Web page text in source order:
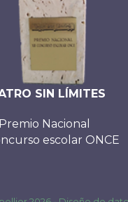
SIN LÍMITES
Premio Nacional
escolar ONCE